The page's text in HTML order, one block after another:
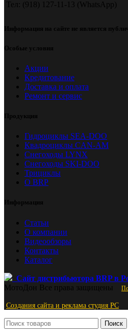
Тел: (918) 127-11-13 (WhatsApp)
Информация на сайте не является
Особые условия
Акции
Кредитование
Доставка и оплата
Ремонт и сервис
Продукция
Гидроциклы SEA-DOO
Квадроциклы CAN-AM
Снегоходы LYNX
Снегоходы SKI-DOO
Трициклы
О BRP
Информация
Статьи
О компании
Видеообзоры
Контакты
Каталог
Сайт дистрибьютора BRP в
МотоДон Все права защищены
Создания сайта и реклама студия PС
Поиск